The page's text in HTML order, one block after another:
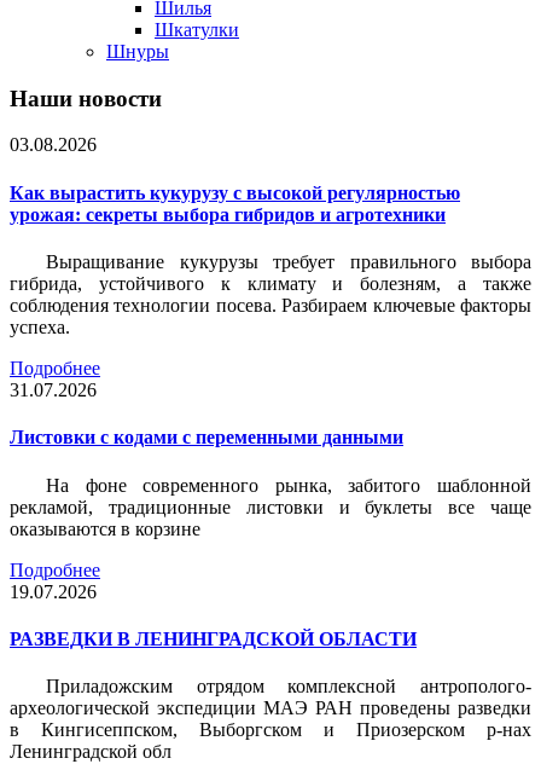
Шилья
Шкатулки
Шнуры
Наши новости
03.08.2026
Как вырастить кукурузу с высокой регулярностью
урожая: секреты выбора гибридов и агротехники
Выращивание кукурузы требует правильного выбора
гибрида, устойчивого к климату и болезням, а также
соблюдения технологии посева. Разбираем ключевые факторы
успеха.
Подробнее
31.07.2026
Листовки c кодами с переменными данными
На фоне современного рынка, забитого шаблонной
рекламой, традиционные листовки и буклеты все чаще
оказываются в корзине
Подробнее
19.07.2026
РАЗВЕДКИ В ЛЕНИНГРАДСКОЙ ОБЛАСТИ
Приладожским отрядом комплексной антрополого-
археологической экспедиции МАЭ РАН проведены разведки
в Кингисеппском, Выборгском и Приозерском р-нах
Ленинградской обл